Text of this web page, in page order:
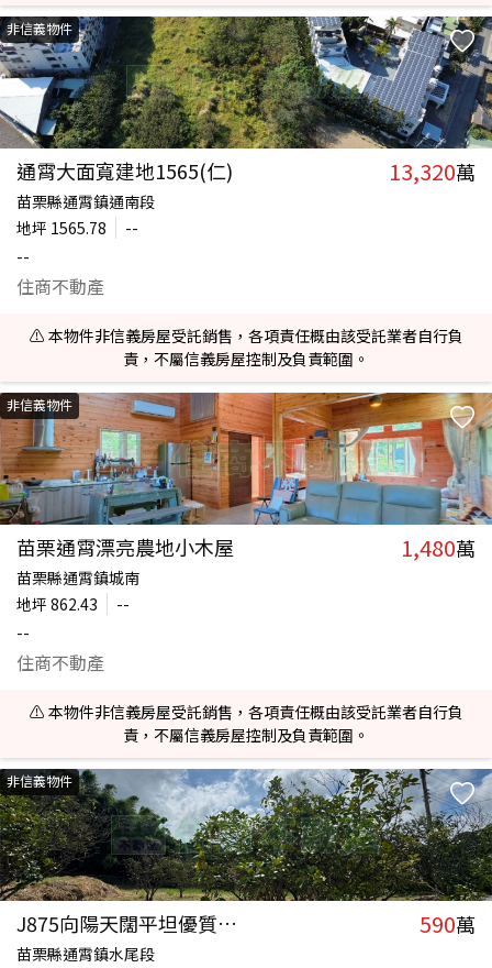
非信義物件
通霄大面寬建地1565(仁) 13,320萬
苗栗縣通霄鎮通南段
地坪 1565.78
--
--
住商不動產
⚠️ 本物件非信義房屋受託銷售，各項責任概由該受託業者自行負
責，不屬信義房屋控制及負責範圍。
非信義物件
苗栗通霄漂亮農地小木屋 1,480萬
苗栗縣通霄鎮城南
地坪 862.43
--
--
住商不動產
⚠️ 本物件非信義房屋受託銷售，各項責任概由該受託業者自行負
責，不屬信義房屋控制及負責範圍。
非信義物件
J875向陽天闊平坦優質農地 590萬
苗栗縣通霄鎮水尾段